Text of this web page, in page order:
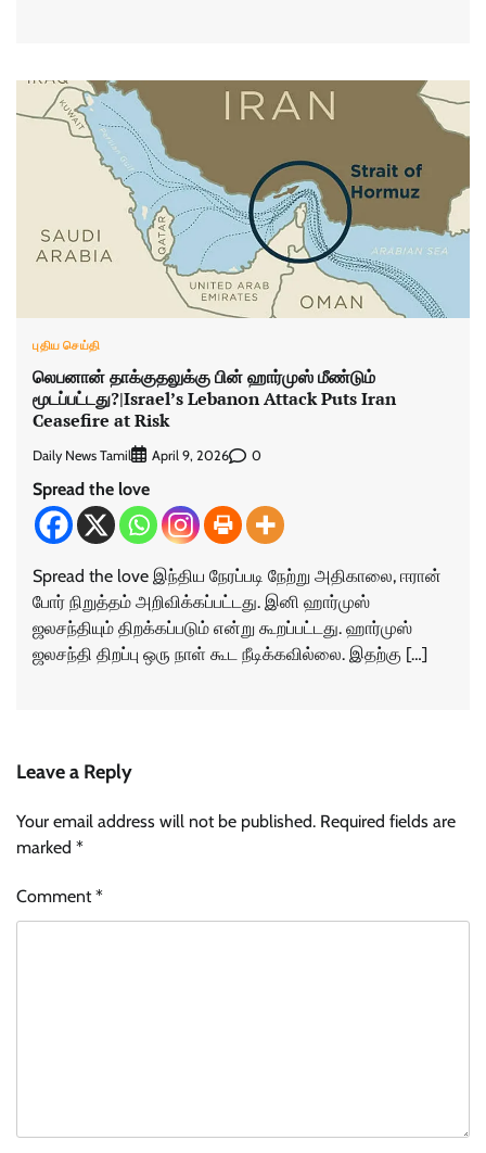
புதிய செய்தி
லெபனான் தாக்குதலுக்கு பின் ஹார்முஸ் மீண்டும்
மூடப்பட்டது?|Israel’s Lebanon Attack Puts Iran
Ceasefire at Risk
Daily News Tamil April 9, 2026 0
Spread the love
Spread the love இந்திய நேரப்படி நேற்று அதிகாலை, ஈரான்
போர் நிறுத்தம் அறிவிக்கப்பட்டது. இனி ஹார்முஸ்
ஜலசந்தியும் திறக்கப்படும் என்று கூறப்பட்டது. ஹார்முஸ்
ஜலசந்தி திறப்பு ஒரு நாள் கூட நீடிக்கவில்லை. இதற்கு […]
Leave a Reply
Your email address will not be published. Required fields are
marked *
Comment*